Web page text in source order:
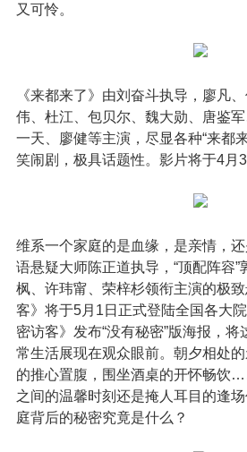
又可怜。
《来都来了》由刘奋斗执导，廖凡
伟、杜江、包贝尔、魏大勋、唐鉴
一天、廖健等主演，尽显各种“来都
笑闹剧，极具话题性。影片将于4月3
维系一个家庭的是血缘，是亲情，
语悬疑大师陈正道执导，“顶配阵容
枫、许玮甯、荣梓杉领衔主演的极
客》将于5月1日正式登陆全国各大
密访客》发布“没有秘密”版海报，将
常生活展现在观众眼前。朝夕相处
的推心置腹，围坐酒桌的开怀畅饮
之间的温馨时刻还是掩人耳目的逢
庭背后的秘密究竟是什么？